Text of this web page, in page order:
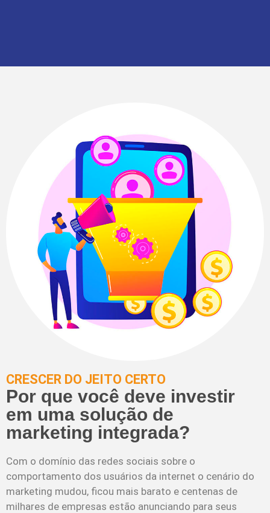
CRESCER DO JEITO CERTO
Por que você deve investir
em uma solução de
marketing integrada?
Com o domínio das redes sociais sobre o
comportamento dos usuários da internet o cenário do
marketing mudou, ficou mais barato e centenas de
milhares de empresas estão anunciando para seus